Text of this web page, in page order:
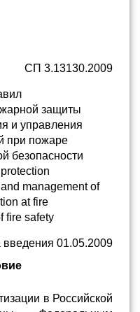
СП 3.13130.2009
защиты
и управления
при пожаре
безопасности
management of
at fire
fire safety
введения 01.05.2009
в Российской